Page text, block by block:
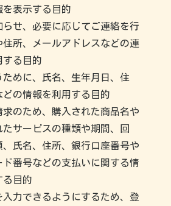
表示する目的
せ、必要に応じてご連絡を行
所、メールアドレスなどの連
る目的
めに、氏名、生年月日、住
の情報を利用する目的
のため、購入された商品名や
サービスの種類や期間、回
氏名、住所、銀行口座番号や
番号などの支払いに関する情
目的
力できるようにするため、登